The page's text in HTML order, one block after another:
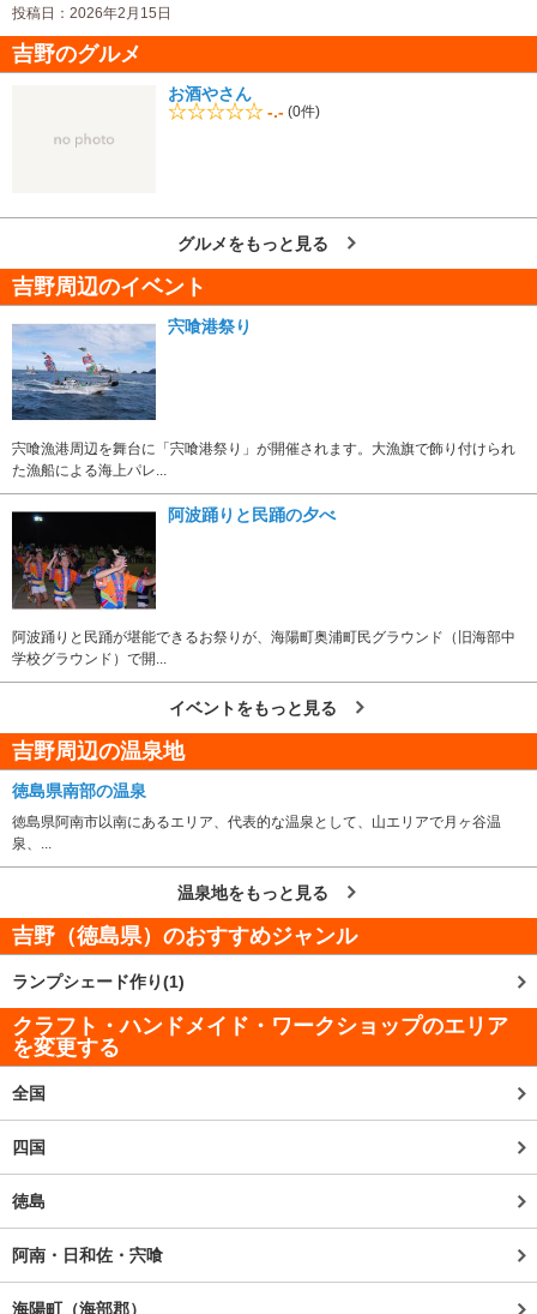
投稿日：2026年2月15日
吉野のグルメ
お酒やさん
-.- (0件)
グルメをもっと見る
吉野周辺のイベント
宍喰港祭り
宍喰漁港周辺を舞台に「宍喰港祭り」が開催されます。大漁旗で飾り付けられ
た漁船による海上パレ...
阿波踊りと民踊の夕べ
阿波踊りと民踊が堪能できるお祭りが、海陽町奥浦町民グラウンド（旧海部中
学校グラウンド）で開...
イベントをもっと見る
吉野周辺の温泉地
徳島県南部の温泉
徳島県阿南市以南にあるエリア、代表的な温泉として、山エリアで月ヶ谷温
泉、...
温泉地をもっと見る
吉野（徳島県） のおすすめジャンル
ランプシェード作り(1)
クラフト・ハンドメイド・ワークショップのエリア
を変更する
全国
四国
徳島
阿南・日和佐・宍喰
海陽町（海部郡）